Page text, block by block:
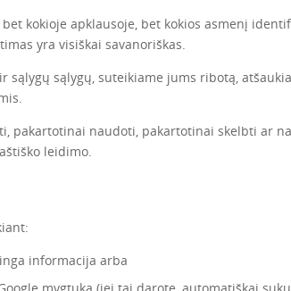
kokioje apklausoje, bet kokios asmenį
yra visiškai savanoriškas.
sąlygų sąlygų, suteikiame jums ribotą,
pakartotinai naudoti, pakartotinai skelbti ar
leidimo.
informacija arba